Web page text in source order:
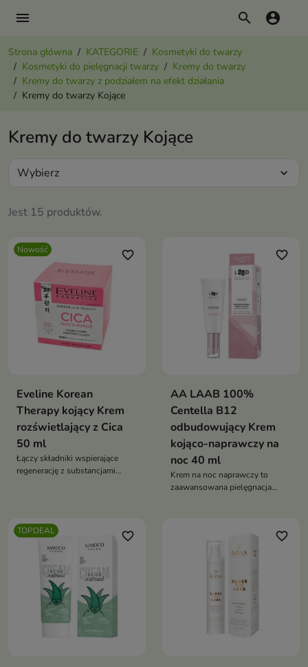
menu search account_circle
Strona główna KATEGORIE
Kosmetyki do twarzy
Kosmetyki do pielęgnacji twarzy
Kremy do twarzy
Kremy do twarzy z podziałem na efekt działania
Kremy do twarzy Kojące
Kremy do twarzy Kojące
Jest 15 produktów.
Wybierz expand_more
Nowość favorite_border
Eveline Korean
Therapy kojący Krem
rozświetlający z Cica
50 ml
Łączy składniki wspierające
regenerację z substancjami
favorite_border
AA LAAB 100%
Centella B12
odbudowujący Krem
kojąco-naprawczy na
noc 40 ml
Krem na noc naprawczy to
zaawansowana pielęgnacja
podrażnienia. Formuła wspiera
regenerację, wygładzenie oraz
redukcję oznak starzenia,
zapewniając skórze odżywienie,
komfort i aksamitną miękkość
TOPDEAL favorite_border favorite_border